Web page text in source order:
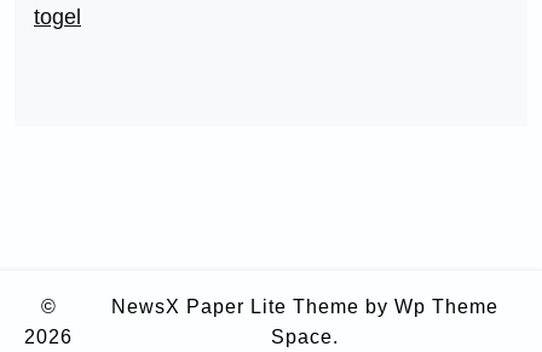
togel
©
2026
NewsX Paper Lite Theme by Wp Theme
Space.